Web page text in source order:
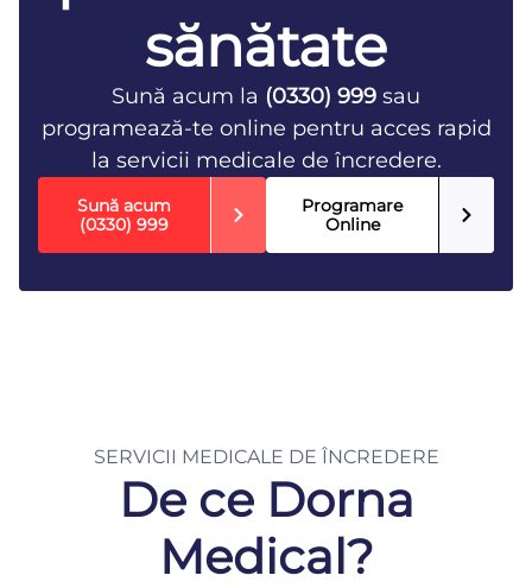
sănătate
Sună acum la (0330) 999 sau
programează-te online pentru acces rapid
la servicii medicale de încredere.
Sună acum
(0330) 999
Programare
Online
SERVICII MEDICALE DE ÎNCREDERE
De ce Dorna
Medical?